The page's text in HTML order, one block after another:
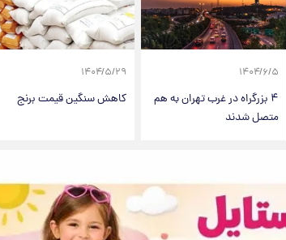
۱۴۰۴/۶/۵
۴ بزرگراه در غرب تهران به هم
متصل شدند
۱۴۰۴/۵/۲۹
کاهش سنگین قیمت برنج